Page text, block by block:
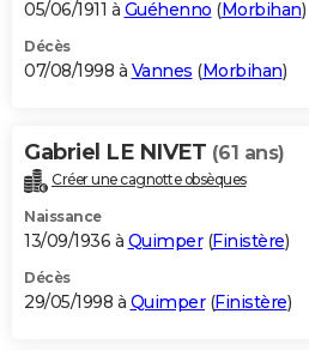
05/06/1911 à Guéhenno (Morbihan)
Décès
07/08/1998 à Vannes (Morbihan)
Gabriel LE NIVET (61 ans)
Créer une cagnotte obsèques
Naissance
13/09/1936 à Quimper(Finistère)
Décès
29/05/1998 à Quimper(Finistère)